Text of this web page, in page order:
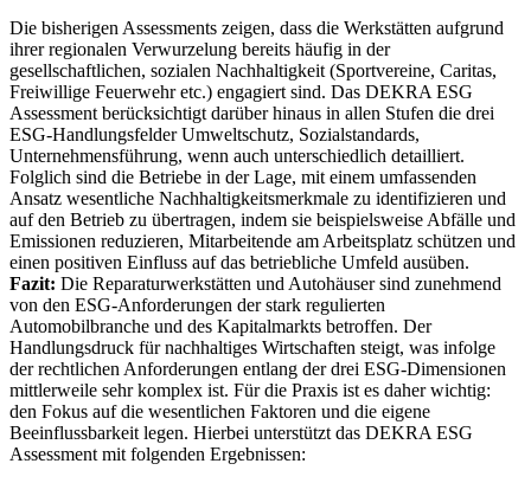
Die bisherigen Assessments zeigen, dass die Werkstätten aufgrund
ihrer regionalen Verwurzelung bereits häufig in der
gesellschaftlichen, sozialen Nachhaltigkeit (Sportvereine, Caritas,
Freiwillige Feuerwehr etc.) engagiert sind. Das DEKRA ESG
Assessment berücksichtigt darüber hinaus in allen Stufen die drei
ESG-Handlungsfelder Umweltschutz, Sozialstandards,
Unternehmensführung, wenn auch unterschiedlich detailliert.
Folglich sind die Betriebe in der Lage, mit einem umfassenden
Ansatz wesentliche Nachhaltigkeitsmerkmale zu identifizieren und
auf den Betrieb zu übertragen, indem sie beispielsweise Abfälle und
Emissionen reduzieren, Mitarbeitende am Arbeitsplatz schützen und
einen positiven Einfluss auf das betriebliche Umfeld ausüben.
Fazit: Die Reparaturwerkstätten und Autohäuser sind zunehmend
von den ESG-Anforderungen der stark regulierten
Automobilbranche und des Kapitalmarkts betroffen. Der
Handlungsdruck für nachhaltiges Wirtschaften steigt, was infolge
der rechtlichen Anforderungen entlang der drei ESG-Dimensionen
mittlerweile sehr komplex ist. Für die Praxis ist es daher wichtig:
den Fokus auf die wesentlichen Faktoren und die eigene
Beeinflussbarkeit legen. Hierbei unterstützt das DEKRA ESG
Assessment mit folgenden Ergebnissen: